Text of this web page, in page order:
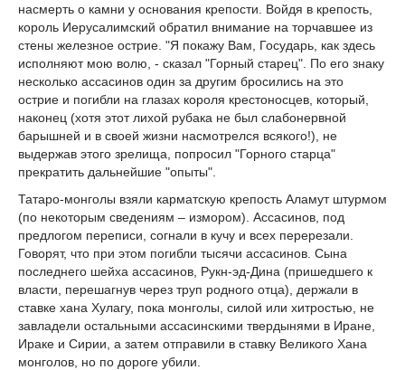
насмерть о камни у основания крепости. Войдя в крепость,
король Иерусалимский обратил внимание на торчавшее из
стены железное острие. "Я покажу Вам, Государь, как здесь
исполняют мою волю, - сказал "Горный старец". По его знаку
несколько ассасинов один за другим бросились на это
острие и погибли на глазах короля крестоносцев, который,
наконец (хотя этот лихой рубака не был слабонервной
барышней и в своей жизни насмотрелся всякого!), не
выдержав этого зрелища, попросил "Горного старца"
прекратить дальнейшие "опыты".
Татаро-монголы взяли карматскую крепость Аламут штурмом
(по некоторым сведениям – измором). Ассасинов, под
предлогом переписи, согнали в кучу и всех перерезали.
Говорят, что при этом погибли тысячи ассасинов. Сына
последнего шейха ассасинов, Рукн-эд-Дина (пришедшего к
власти, перешагнув через труп родного отца), держали в
ставке хана Хулагу, пока монголы, силой или хитростью, не
завладели остальными ассасинскими твердынями в Иране,
Ираке и Сирии, а затем отправили в ставку Великого Хана
монголов, но по дороге убили.